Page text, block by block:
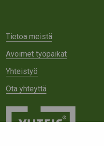
Tietoa meistä
Avoimet työpaikat
Yhteistyö
Ota yhteyttä